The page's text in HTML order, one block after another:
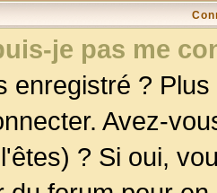
je pas me
enregistré ?
Avez-
? Si oui,